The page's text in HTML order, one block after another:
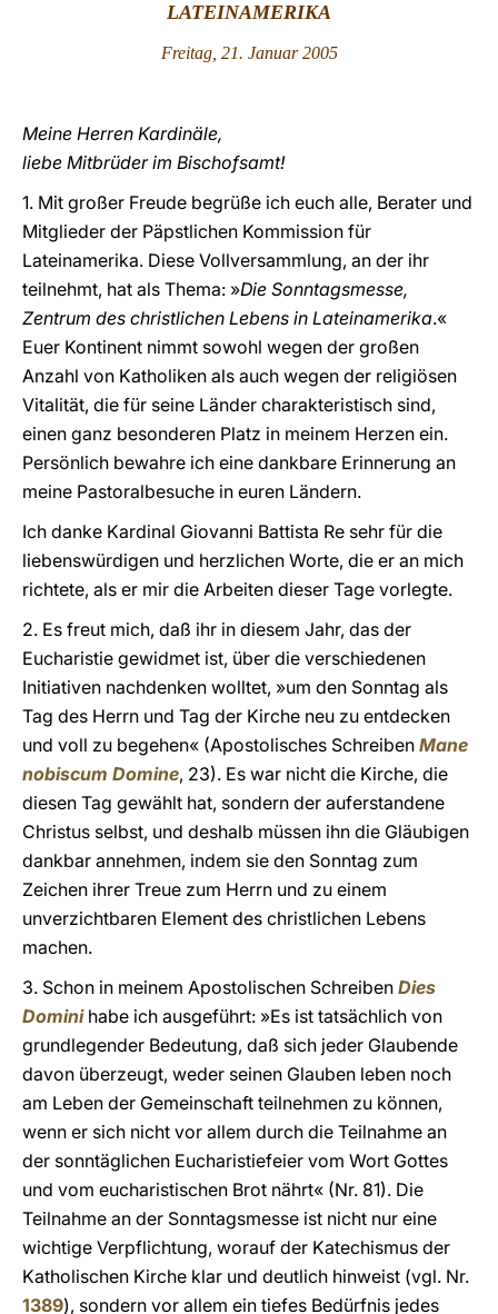
LATEINAMERIKA
Freitag, 21. Januar 2005
Meine Herren Kardinäle,
liebe Mitbrüder im Bischofsamt!
1. Mit großer Freude begrüße ich euch alle, Berater und
Mitglieder der Päpstlichen Kommission für
Lateinamerika. Diese Vollversammlung, an der ihr
teilnehmt, hat als Thema: »Die Sonntagsmesse,
Zentrum des christlichen Lebens in Lateinamerika.«
Euer Kontinent nimmt sowohl wegen der großen
Anzahl von Katholiken als auch wegen der religiösen
Vitalität, die für seine Länder charakteristisch sind,
einen ganz besonderen Platz in meinem Herzen ein.
Persönlich bewahre ich eine dankbare Erinnerung an
meine Pastoralbesuche in euren Ländern.
Ich danke Kardinal Giovanni Battista Re sehr für die
liebenswürdigen und herzlichen Worte, die er an mich
richtete, als er mir die Arbeiten dieser Tage vorlegte.
2. Es freut mich, daß ihr in diesem Jahr, das der
Eucharistie gewidmet ist, über die verschiedenen
Initiativen nachdenken wolltet, »um den Sonntag als
Tag des Herrn und Tag der Kirche neu zu entdecken
und voll zu begehen« (Apostolisches Schreiben Mane
nobiscum Domine, 23). Es war nicht die Kirche, die
diesen Tag gewählt hat, sondern der auferstandene
Christus selbst, und deshalb müssen ihn die Gläubigen
dankbar annehmen, indem sie den Sonntag zum
Zeichen ihrer Treue zum Herrn und zu einem
unverzichtbaren Element des christlichen Lebens
machen.
3. Schon in meinem Apostolischen Schreiben Dies
Dominihabe ich ausgeführt: »Es ist tatsächlich von
grundlegender Bedeutung, daß sich jeder Glaubende
davon überzeugt, weder seinen Glauben leben noch
am Leben der Gemeinschaft teilnehmen zu können,
wenn er sich nicht vor allem durch die Teilnahme an
der sonntäglichen Eucharistiefeier vom Wort Gottes
und vom eucharistischen Brot nährt« (Nr. 81). Die
Teilnahme an der Sonntagsmesse ist nicht nur eine
wichtige Verpflichtung, worauf der Katechismus der
Katholischen Kirche klar und deutlich hinweist (vgl. Nr.
1389), sondern vor allem ein tiefes Bedürfnis jedes